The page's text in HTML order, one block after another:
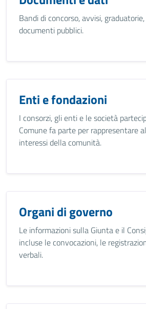
Bandi di concorso, avvisi,
documenti pubblici.
Enti e fondazioni
I consorzi, gli enti e le società
Comune fa parte per rappresentare
interessi della comunità.
Organi di governo
Le informazioni sulla Giunta e il
incluse le convocazioni, le
verbali.